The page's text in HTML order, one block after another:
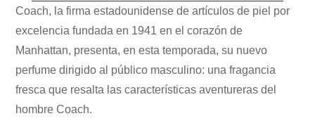
Coach, la firma estadounidense de artículos de piel por
excelencia fundada en 1941 en el corazón de
Manhattan, presenta, en esta temporada, su nuevo
perfume dirigido al público masculino: una fragancia
fresca que resalta las características aventureras del
hombre Coach.